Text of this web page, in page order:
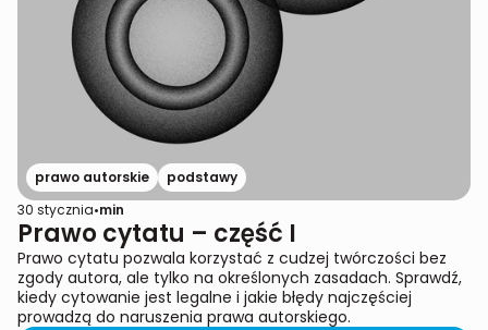
prawo autorskie
podstawy
30 stycznia•min
Prawo cytatu – część I
Prawo cytatu pozwala korzystać z cudzej twórczości bez
zgody autora, ale tylko na określonych zasadach. Sprawdź,
kiedy cytowanie jest legalne i jakie błędy najczęściej
prowadzą do naruszenia prawa autorskiego.